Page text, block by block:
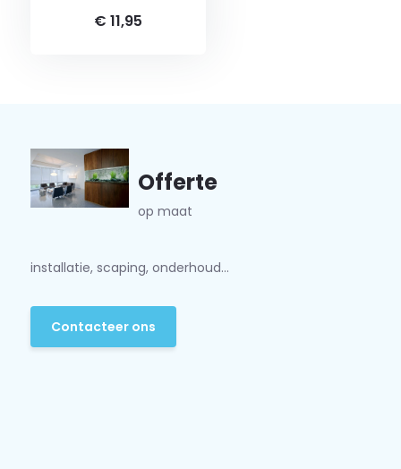
€ 11,95
Offerte
op maat
installatie, scaping, onderhoud...
Contacteer ons